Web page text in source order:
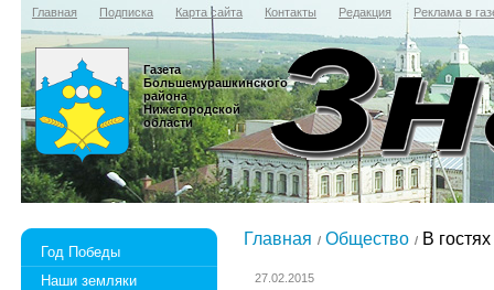
Главная Подписка Карта сайта Контакты Редакция Реклама в
Газета
Большемурашкинского
района
Нижегородской
области
Год Победы
Наши земляки
Главная Общество В
27.02.2015